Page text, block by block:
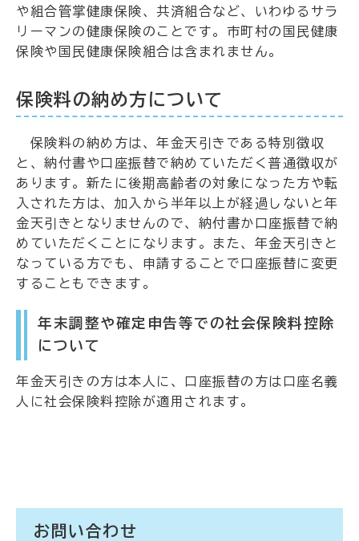
や組合管掌健康保険、共済組合など、いわゆるサラ
リーマンの健康保険のことです。市町村の国民健康
保険や国民健康保険組合は含まれません。
保険料の納め方について
保険料の納め方は、年金天引きである特別徴収
と、納付書や口座振替で納めていただく普通徴収が
あります。新たに後期高齢者の対象になった方や転
入された方は、加入から半年以上が経過しないと年
金天引きとなりませんので、納付書か口座振替で納
めていただくことになります。また、年金天引きと
なっている方でも、申請することで口座振替に変更
することもできます。
年末調整や確定申告等での社会保険料控除
について
年金天引きの方は本人に、口座振替の方は口座名義
人に社会保険料控除が適用されます。
お問い合わせ